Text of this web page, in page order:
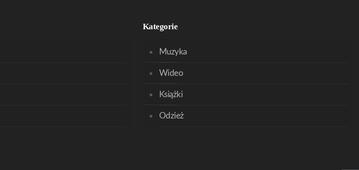
Kategorie
Muzyka
Wideo
Książki
Odzież